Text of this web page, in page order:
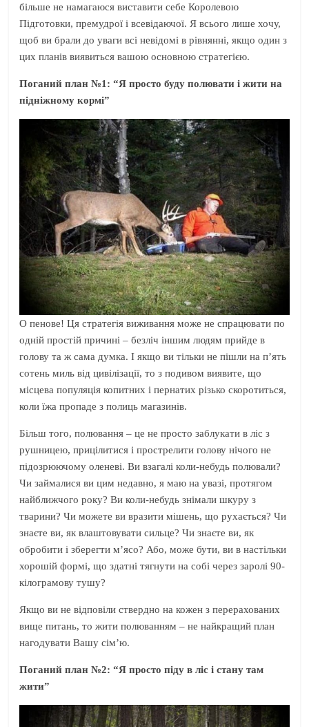
більше не намагаюся виставити себе Королевою
Підготовки, премудрої і всевідаючої. Я всього лише хочу,
щоб ви брали до уваги всі невідомі в рівнянні, якщо один з
цих планів виявиться вашою основною стратегією.
Поганий план №1: “Я просто буду полювати і жити на
підніжному кормі”
О пенове! Ця стратегія виживання може не спрацювати по
одній простій причині – безліч іншим людям прийде в
голову та ж сама думка. І якщо ви тільки не пішли на п’ять
сотень миль від цивілізації, то з подивом виявите, що
місцева популяція копитних і пернатих різько скоротиться,
коли їжа пропаде з полиць магазинів.
Більш того, полювання – це не просто заблукати в ліс з
рушницею, прицілитися і прострелити голову нічого не
підозрюючому оленеві. Ви взагалі коли-небудь полювали?
Чи займалися ви цим недавно, я маю на увазі, протягом
найближчого року? Ви коли-небудь знімали шкуру з
тварини? Чи можете ви вразити мішень, що рухається? Чи
знаєте ви, як влаштовувати сильце? Чи знаєте ви, як
обробити і зберегти м’ясо? Або, може бути, ви в настільки
хорошій формі, що здатні тягнути на собі через заролі 90-
кілограмову тушу?
Якщо ви не відповіли ствердно на кожен з перерахованих
вище питань, то жити полюванням – не найкращий план
нагодувати Вашу сім’ю.
Поганий план №2: “Я просто піду в ліс і стану там
жити”